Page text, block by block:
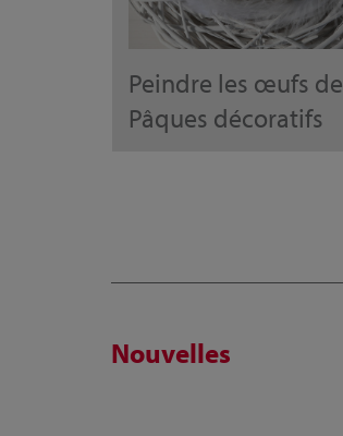
Peindre les œufs de
Pâques décoratifs
Nouvelles